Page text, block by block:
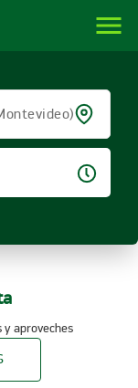
menu
y aproveches